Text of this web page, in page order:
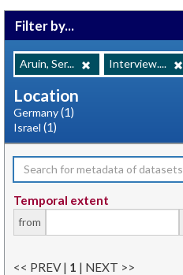
Filter by...
Aruin, Ser... Interview....
Location
Germany(1)
Israel (1)
Temporal extent
from
<< PREV | 1 | NEXT >>